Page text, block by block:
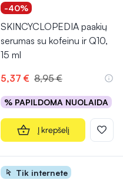
-40%
SKINCYCLOPEDIA paakių
serumas su kofeinu ir Q10,
15 ml
5,37 € 8,95 €
% PAPILDOMA NUOLAIDA
Į krepšelį
Tik internete